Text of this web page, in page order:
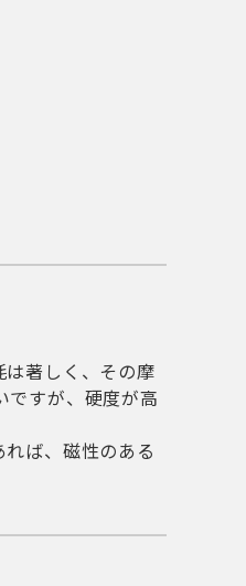
著しく、その摩
ですが、硬度が高
ば、磁性のある